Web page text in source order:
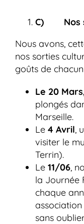
C) Nos
Nous avons,
nos sorties
goûts de
Le 20
plongés
Marseille.
Le 4 Avril,
visiter le
Terrin).
Le 11/06,
la Journée
chaque
sans